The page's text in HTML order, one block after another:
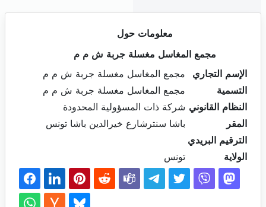
معلومات حول
مجمع المغاسل مغسلة جربة ش م م
الإسم التجاري
مجمع المغاسل مغسلة جربة ش م م
التسمية
مجمع المغاسل مغسلة جربة ش م م
النظام القانوني شركة ذات المسؤولية المحدودة
المقر
باشا سنترشارع خيرالدين باشا تونس
الترقيم البريدي
الولاية
تونس